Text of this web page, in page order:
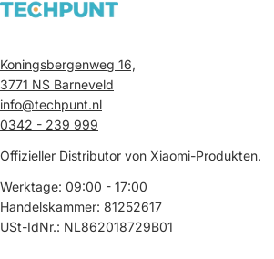
Koningsbergenweg 16,
3771 NS Barneveld
info@techpunt.nl
0342 - 239 999
Offizieller Distributor von Xiaomi-Produkten.
Werktage: 09:00 - 17:00
Handelskammer: 81252617
USt-IdNr.: NL862018729B01